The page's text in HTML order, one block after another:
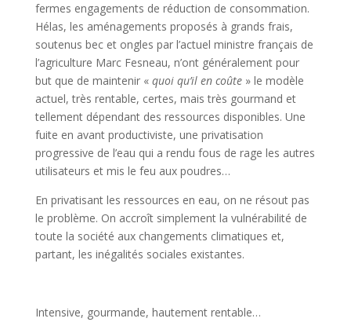
fermes engagements de réduction de consommation.
Hélas, les aménagements proposés à grands frais,
soutenus bec et ongles par l’actuel ministre français de
l’agriculture Marc Fesneau, n’ont généralement pour
but que de maintenir « quoi qu’il en coûte» le modèle
actuel, très rentable, certes, mais très gourmand et
tellement dépendant des ressources disponibles. Une
fuite en avant productiviste, une privatisation
progressive de l’eau qui a rendu fous de rage les autres
utilisateurs et mis le feu aux poudres…
En privatisant les ressources en eau, on ne résout pas
le problème. On accroît simplement la vulnérabilité de
toute la société aux changements climatiques et,
partant, les inégalités sociales existantes.
Intensive, gourmande, hautement rentable…